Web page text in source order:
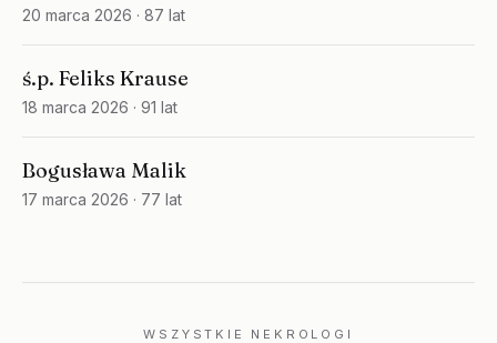
20 marca 2026 · 87 lat
ś.p. Feliks Krause
18 marca 2026 · 91 lat
Bogusława Malik
17 marca 2026 · 77 lat
WSZYSTKIE NEKROLOGI